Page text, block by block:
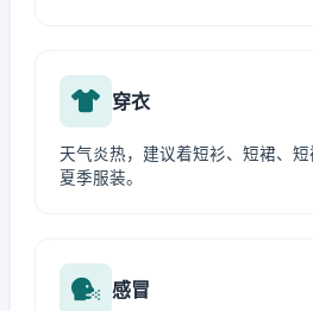
穿衣
天气炎热，建议着短衫、短裙、
夏季服装。
感冒